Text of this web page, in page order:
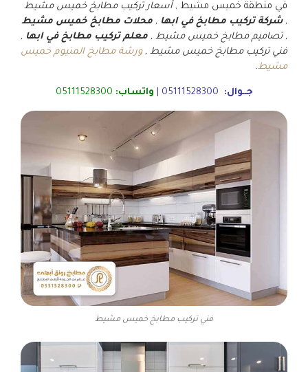
في منطقة خميس مشيط ,أسعار تركيب مطابخ خميس مشيط
,شركة تركيب مطابخ في ابها , محلات مطابخ خميس مشيط
, تصاميم مطابخ خميس مشيط , معلم تركيب مطابخ في ابها ,
فني تركيب مطابخ خميس مشيط ,ورشة مطابخ المنيوم خميس
مشيط.
جــوال: 05111528300 واتساب: 05111528300
فني تركيب مطابخ خميس مشيط